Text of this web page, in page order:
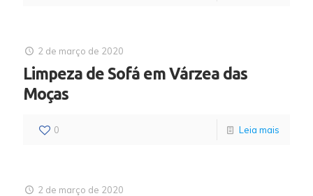
2 de março de 2020
Limpeza de Sofá em Várzea das
Moças
0 Leia mais
2 de março de 2020